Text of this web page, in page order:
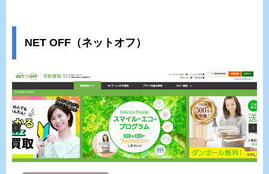
NET OFF（ネットオフ）